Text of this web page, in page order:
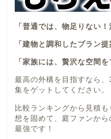
「普通では、物足りない！
「建物と調和したプラン提
「家族には、贅沢な空間
最高の外構を目指すなら
集をゲットしてください。
比較ランキングから見積
想を固めて、庭ファンか
最強です！